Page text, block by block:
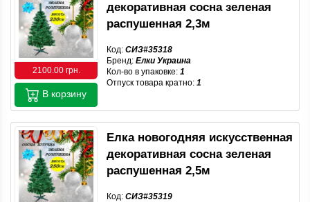
2100.00 грн.
декоративная сосна зеленая
распушенная 2,3м
Код: СИЗ#35318
Бренд: Елки Украина
Кол-во в упаковке: 1
Отпуск товара кратно: 1
В корзину
Елка новогодняя искусственная
декоративная сосна зеленая
распушенная 2,5м
Код: СИЗ#35319